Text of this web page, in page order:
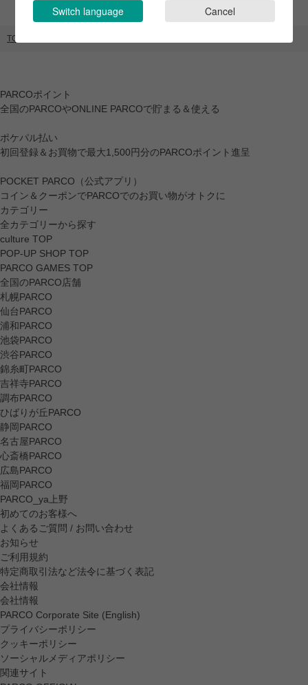
TOP
PARCOポイント
全国のPARCOやONLINE PARCOで貯まる＆使える
ポケパル払い
初回登録＆お買物で最大1,500円分のPARCOポイント進呈
POCKET PARCO（公式アプリ）
コイン＆クーポンでPARCOでのお買い物がオトクに
カテゴリー
全カテゴリーから探す
culture TOP
POP-UP SHOP TOP
PARCO GAMES TOP
全国のPARCO店舗
札幌PARCO
仙台PARCO
浦和PARCO
池袋PARCO
渋谷PARCO
錦糸町PARCO
吉祥寺PARCO
調布PARCO
ひばりが丘PARCO
静岡PARCO
名古屋PARCO
心斎橋PARCO
広島PARCO
福岡PARCO
PARCO_ya上野
初めてのお客様へ
よくあるご質問 / お問い合わせ
お知らせ
ご利用規約
特定商取引法など法令に基づく表記
会社情報
会社情報
PARCO Corporate Site (English)
プライバシーポリシー
クッキーポリシー
ソーシャルメディアポリシー
関連サイト
Switch language Cancel